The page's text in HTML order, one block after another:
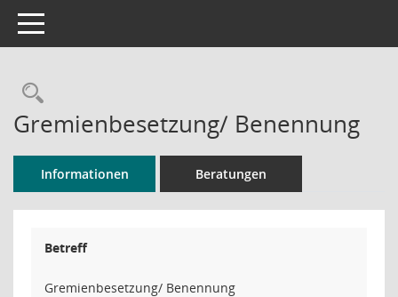
Toggle navigation
Rechercheauswahl
Gremienbesetzung/ Benennung
Informationen Beratungen
Betreff
Gremienbesetzung/ Benennung